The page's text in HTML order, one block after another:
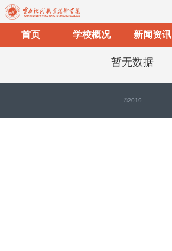
首页 学校概况 新闻资讯
暂无数据
©2019